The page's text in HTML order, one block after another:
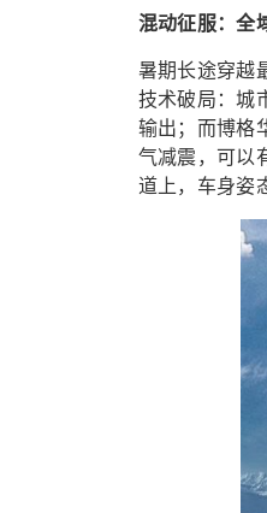
混动征服：全
暑期长途穿越
技术破局：城
输出；而博格
气减震，可以
道上，车身姿